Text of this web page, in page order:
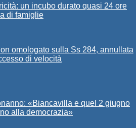
un incubo durato quasi 24 ore
di famiglie
omologato sulla Ss 284, annullata
di velocità
«Biancavilla e quel 2 giugno
alla democrazia»